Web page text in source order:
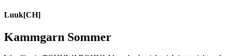
Luuk[CH]
Kammgarn Sommer